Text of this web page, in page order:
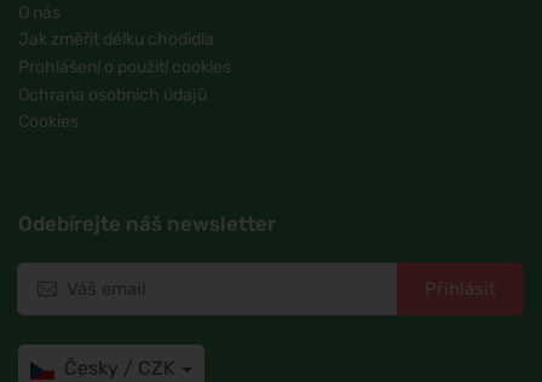
O nás
Jak změřit délku chodidla
Prohlášení o použití cookies
Ochrana osobních údajů
Cookies
Odebírejte náš newsletter
Přihlásit
Česky / CZK